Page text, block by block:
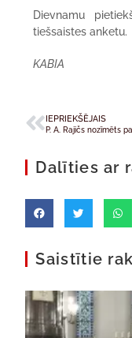
Dievnamu
tiešsaistes anketu.
KABIA
IEPRIEKŠĒJAIS
Dalīties ar
Saistītie